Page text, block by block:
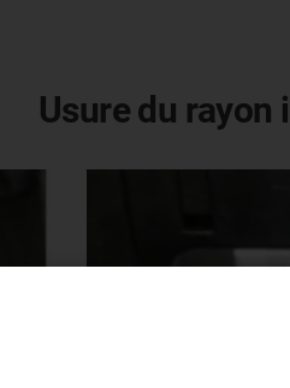
Usure du rayon